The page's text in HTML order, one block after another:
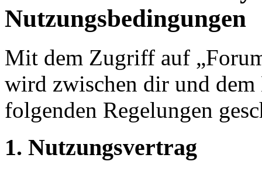
Nutzungsbedingungen
Mit dem Zugriff auf
wird zwischen dir und
folgenden Regelungen
1. Nutzungsvertrag